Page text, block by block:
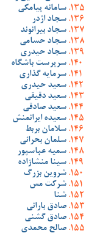
سامانه پیامکی
سجاد اژدر
سجاد بیرانوند
سجاد حسامی
سجاد حیدری
سرپرست باشگاه
سرمایه گذاری
سعید حیدری
سعید دقیقی
سعید صادقی
سعیده ایرانمنش
سلامان بربط
سلمان بحرانی
سمیه عباسپور
سینا منشازاده
شروین بزرگ
شرکت مس
شنا
صادق بارانی
صادق گشنی
صالح محمدی